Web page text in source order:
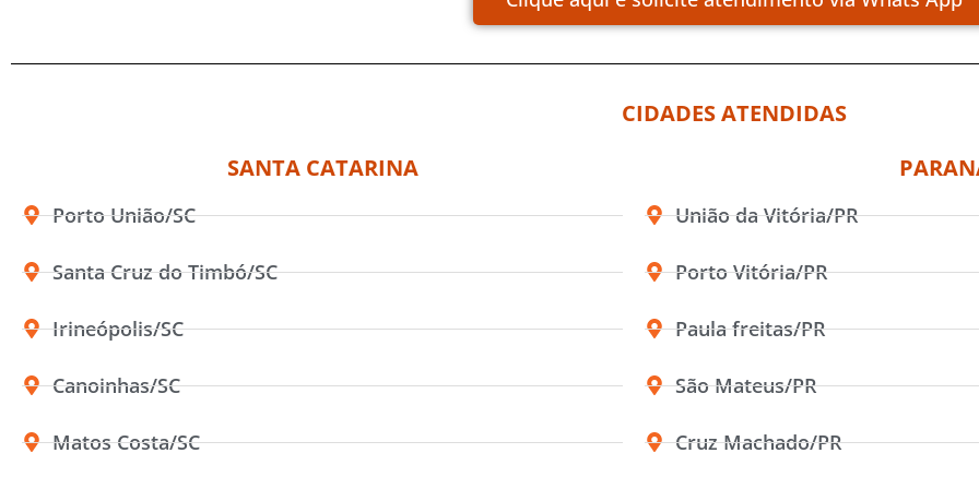
CIDADES ATENDIDAS
SANTA CATARINA
Porto União/SC
Santa Cruz do Timbó/SC
Irineópolis/SC
Canoinhas/SC
Matos Costa/SC
União da Vitória/PR
Porto Vitória/PR
Paula freitas/PR
São Mateus/PR
Cruz Machado/PR